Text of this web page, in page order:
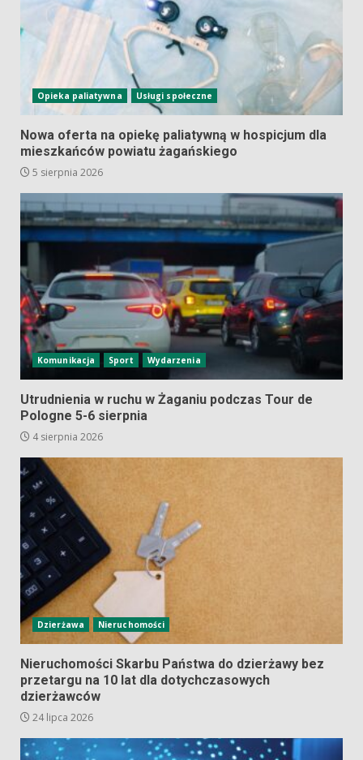
Opieka paliatywna Usługi społeczne
Nowa oferta na opiekę paliatywną w hospicjum dla
mieszkańców powiatu żagańskiego
5 sierpnia 2026
Komunikacja Sport Wydarzenia
Utrudnienia w ruchu w Żaganiu podczas Tour de
Pologne 5-6 sierpnia
4 sierpnia 2026
Dzierżawa Nieruchomości
Nieruchomości Skarbu Państwa do dzierżawy bez
przetargu na 10 lat dla dotychczasowych
dzierżawców
24 lipca 2026